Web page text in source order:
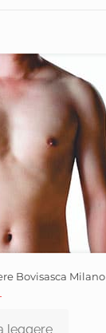
Bovisasca Milano
leggere